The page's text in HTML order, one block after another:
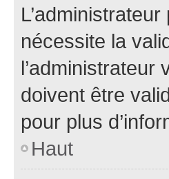
nécessite la
doivent être
pour plus
Haut